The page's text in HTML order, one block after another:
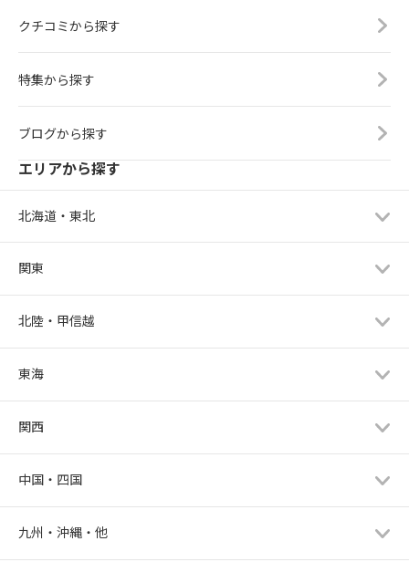
クチコミから探す
特集から探す
ブログから探す
エリアから探す
北海道・東北
関東
北陸・甲信越
東海
関西
中国・四国
九州・沖縄・他